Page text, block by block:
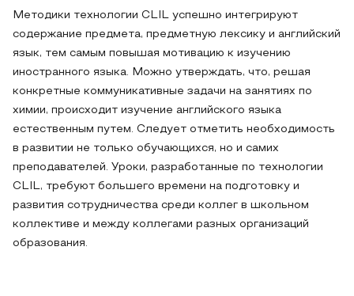
Методики технологии CLIL успешно интегрируют
содержание предмета, предметную лексику и английский
язык, тем самым повышая мотивацию к изучению
иностранного языка. Можно утверждать, что, решая
конкретные коммуникативные задачи на занятиях по
химии, происходит изучение английского языка
естественным путем. Следует отметить необходимость
в развитии не только обучающихся, но и самих
преподавателей. Уроки, разработанные по технологии
CLIL, требуют большего времени на подготовку и
развития сотрудничества среди коллег в школьном
коллективе и между коллегами разных организаций
образования.